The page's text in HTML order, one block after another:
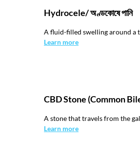
Hydrocele/ অণ্ডকোষে পানি
A fluid-filled swelling around a
Learn more
CBD Stone (Common Bile
A stone that travels from the
Learn more